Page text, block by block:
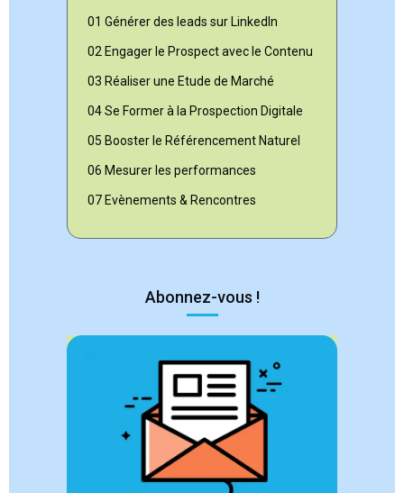
01 Générer des leads sur LinkedIn
02 Engager le Prospect avec le Contenu
03 Réaliser une Etude de Marché
04 Se Former à la Prospection Digitale
05 Booster le Référencement Naturel
06 Mesurer les performances
07 Evènements & Rencontres
Abonnez-vous !